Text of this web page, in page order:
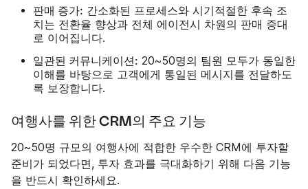
판매 증가: 간소화된 프로세스와 시기적절한 후속 조
치는 전환율 향상과 전체 에이전시 차원의 판매 증대
로 이어집니다.
일관된 커뮤니케이션: 20~50명의 팀원 모두가 동일한
이해를 바탕으로 고객에게 통일된 메시지를 전달하도
록 보장합니다.
여행사를 위한 CRM의 주요 기능
20~50명 규모의 여행사에 적합한 우수한 CRM에 투자할
준비가 되었다면, 투자 효과를 극대화하기 위해 다음 기능
을 반드시 확인하세요.